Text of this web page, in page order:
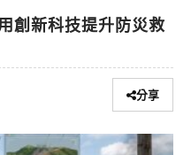
創新科技提升防災救
分享